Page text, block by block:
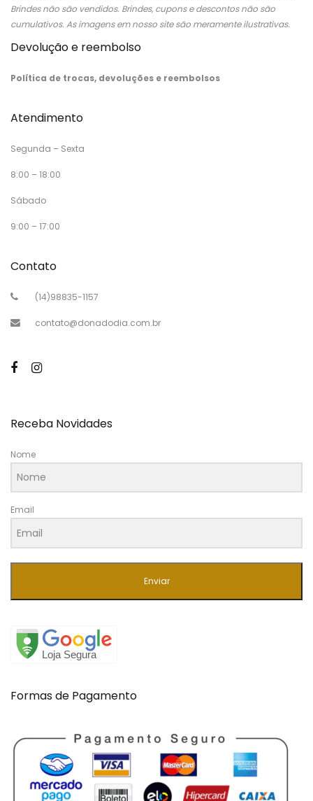
Brindes não são vendidos. Brindes, cupons e descontos não são
cumulativos. As imagens em nosso site são meramente ilustrativas.
Devolução e reembolso
Política de trocas, devoluções e reembolsos
Atendimento
Segunda – Sexta
8:00 – 18:00
Sábado
9:00 – 17:00
Contato
(14)98835-1157
contato@donadodia.com.br
Receba Novidades
Nome
Email
Enviar
Formas de Pagamento